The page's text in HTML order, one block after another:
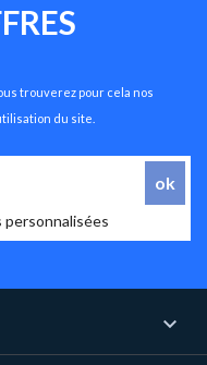
trouverez pour cela nos
du site.
personnalisées
